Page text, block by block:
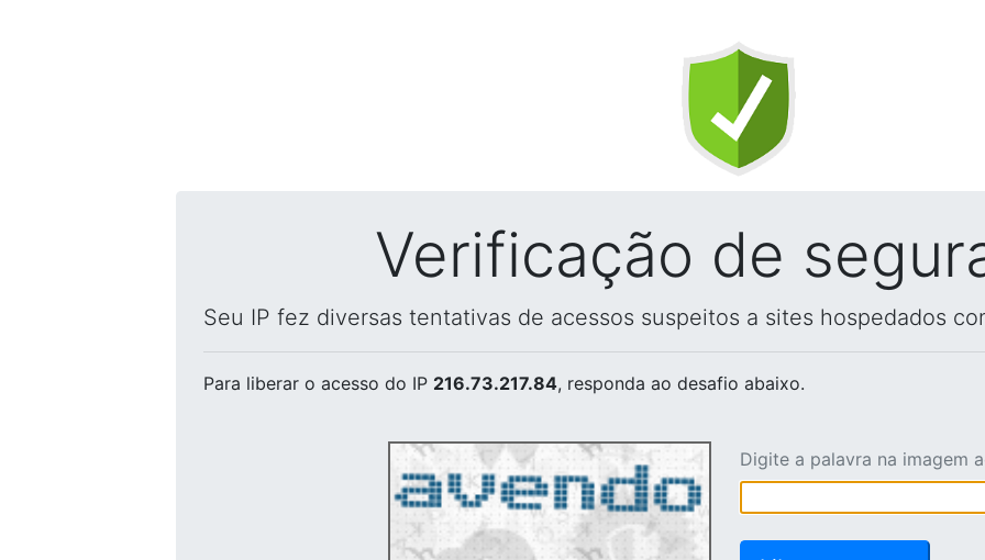
Verificação de
Seu IP fez diversas tentativas de acessos suspeitos a sites hospedados
Para liberar o acesso do IP 216.73.217.84, responda ao desafio abaixo.
Digite a palavra na imagem